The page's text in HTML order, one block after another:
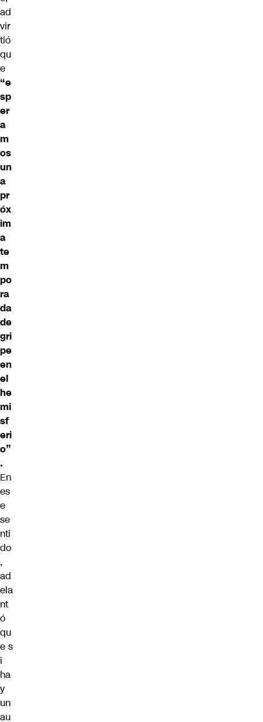
ad
vir
tió
qu
e
“e
sp
er
a
m
os
un
a
pr
óx
im
a
te
m
po
ra
da
de
gri
pe
en
el
he
mi
sf
eri
o”
.
En
es
e
se
nti
do
,
ad
ela
nt
ó
qu
e s
i
ha
y
un
au